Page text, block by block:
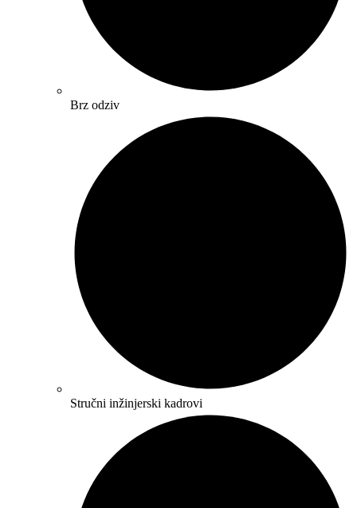
Brz odziv
Stručni inžinjerski kadrovi